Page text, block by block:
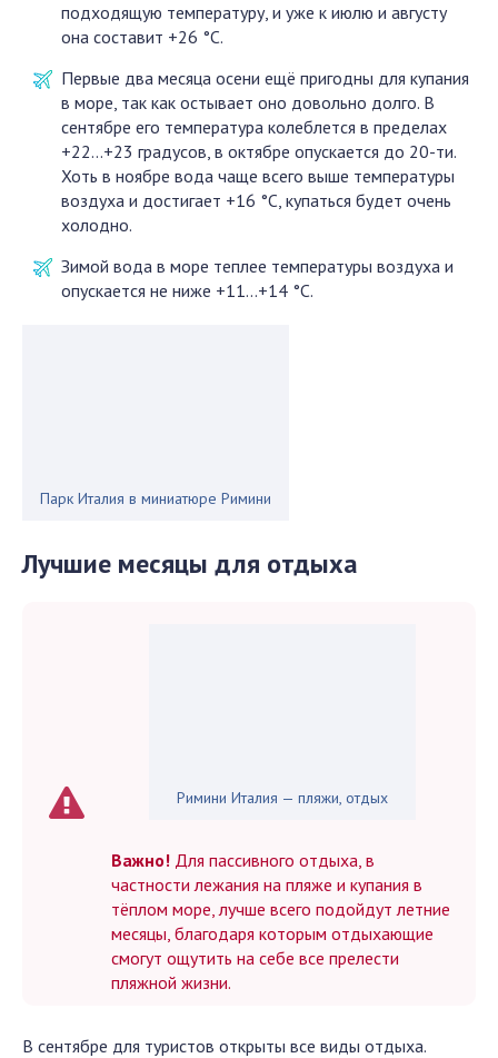
подходящую температуру, и уже к июлю и августу
она составит +26 °C.
Первые два месяца осени ещё пригодны для купания
в море, так как остывает оно довольно долго. В
сентябре его температура колеблется в пределах
+22…+23 градусов, в октябре опускается до 20-ти.
Хоть в ноябре вода чаще всего выше температуры
воздуха и достигает +16 °C, купаться будет очень
холодно.
Зимой вода в море теплее температуры воздуха и
опускается не ниже +11…+14 °C.
Парк Италия в миниатюре Римини
Лучшие месяцы для отдыха
Римини Италия — пляжи, отдых
Важно! Для пассивного отдыха, в
частности лежания на пляже и купания в
тёплом море, лучше всего подойдут летние
месяцы, благодаря которым отдыхающие
смогут ощутить на себе все прелести
пляжной жизни.
В сентябре для туристов открыты все виды отдыха.